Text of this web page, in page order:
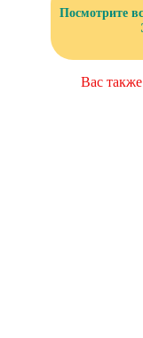
Посмотрите
Вас